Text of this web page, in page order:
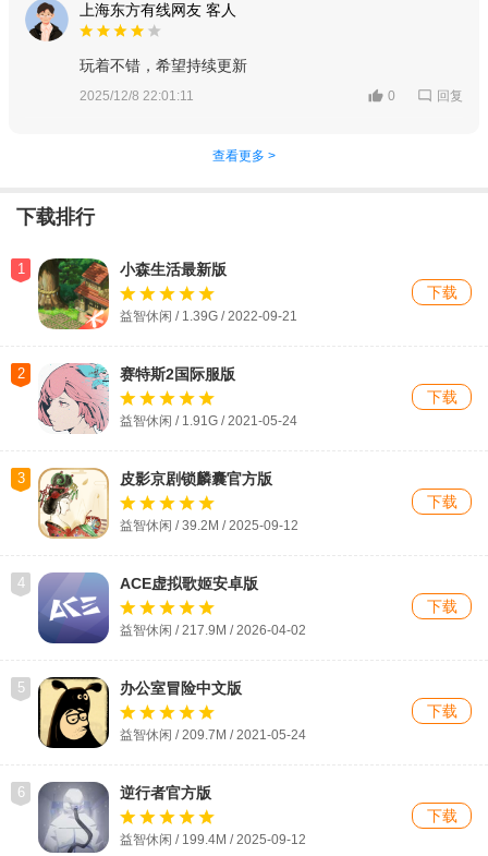
上海东方有线网友 客人
玩着不错，希望持续更新
2025/12/8 22:01:11 0 回复
查看更多 >
下载排行
1 小森生活最新版
益智休闲 / 1.39G / 2022-09-21
下载
2 赛特斯2国际服版
益智休闲 / 1.91G / 2021-05-24
下载
3 皮影京剧锁麟囊官方版
益智休闲 / 39.2M / 2025-09-12
下载
4 ACE虚拟歌姬安卓版
益智休闲 / 217.9M / 2026-04-02
下载
5 办公室冒险中文版
益智休闲 / 209.7M / 2021-05-24
下载
6 逆行者官方版
益智休闲 / 199.4M / 2025-09-12
下载